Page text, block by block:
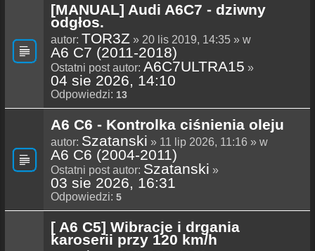
[MANUAL] Audi A6C7 - dziwny
odgłos.
autor: TOR3Z » 20 lis 2019, 14:35 » w
A6 C7 (2011-2018)
Ostatni post autor: A6C7ULTRA15 »
04 sie 2026, 14:10
Odpowiedzi: 13
A6 C6 - Kontrolka ciśnienia oleju
autor: Szatanski » 11 lip 2026, 11:16 » w
A6 C6 (2004-2011)
Ostatni post autor: Szatanski »
03 sie 2026, 16:31
Odpowiedzi: 5
[ A6 C5] Wibracje i drgania
karoserii przy 120 km/h